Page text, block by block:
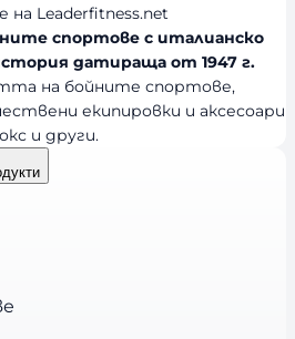
на Leaderfitness.net
спортове с италианско
датираща от 1947 г.
на бойните спортове,
екипировки и аксесоари
и други.